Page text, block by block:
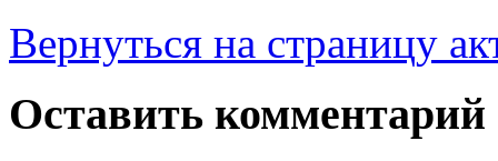
Вернуться на страницу
Оставить комментарий